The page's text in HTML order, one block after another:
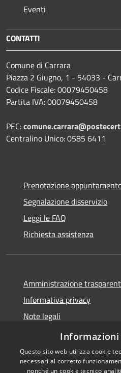
Eventi
CONTATTI
Comune di Carrara
Piazza 2 Giugno, 1 - 54033 -
Codice Fiscale: 00079450458
Partita IVA: 00079450458
PEC:
Centralino Unico: 0585 6411
Prenotazione
Segnalazione disservizio
Leggi le FAQ
Richiesta assistenza
Amministrazione
Informativa privacy
Note legali
Dichiarazione di accessibilità
Informazioni
Questo sito web utilizza cookie
necessari al corretto
nonché un cookie tecnico